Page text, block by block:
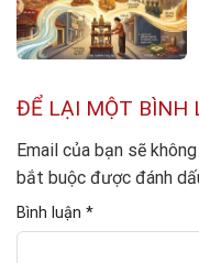
ĐỂ LẠI MỘT BÌNH
Email của bạn sẽ
bắt buộc được đánh
Bình luận *